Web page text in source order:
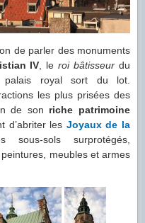
de parler des monuments
IV , leroi bâtisseur du
palais royal sort du lot.
les plus prisées des
de son riche patrimoine
d’abriter les Joyaux de la
sols surprotégés,
meubles et armes